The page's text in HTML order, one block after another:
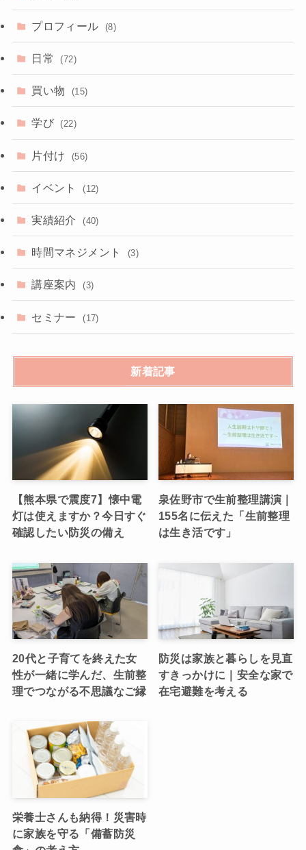
プロフィール (8)
日常 (72)
買い物 (15)
学び (22)
片付け (56)
イベント (12)
実績紹介 (40)
時間マネジメント (3)
講座案内 (3)
セミナー (17)
新着記事
【熊本県で震度7】懐中電
灯は使えますか？今日すぐ
確認したい防災の備え
泉佐野市で生前整理講演｜
155名に伝えた「生前整理
は生き活です」
20代と子育てを終えた女
性が一緒に学んだ、生前整
理でつながる不思議なご縁
防災は家族と暮らしを見直
すきっかけに｜安全な家で
在宅避難を考える
栄養士さんも納得！災害時
に家族を守る「備蓄防災